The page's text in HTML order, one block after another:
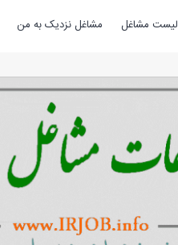
لیست مشاغل مشاغل نزدیک به من